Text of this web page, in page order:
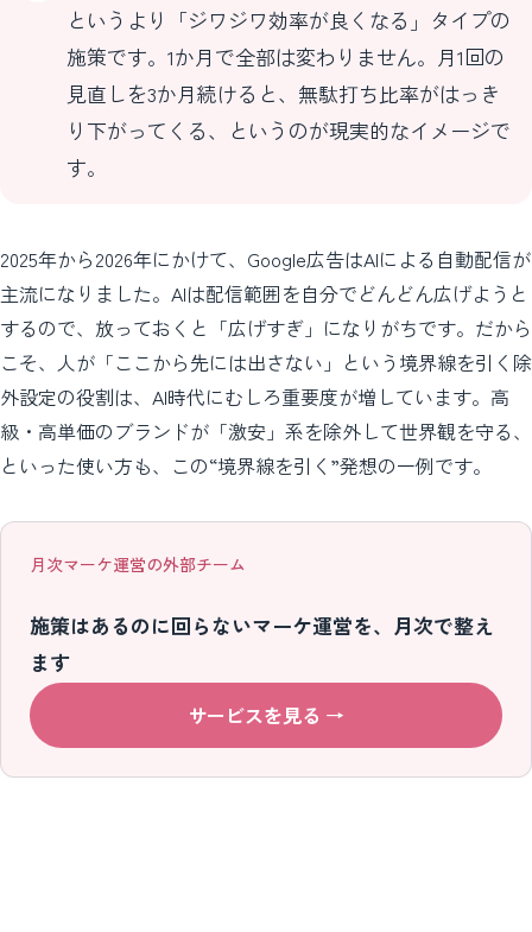
というより「ジワジワ効率が良くなる」タイプの
施策です。1か月で全部は変わりません。月1回の
見直しを3か月続けると、無駄打ち比率がはっき
り下がってくる、というのが現実的なイメージで
す。
2025年から2026年にかけて、Google広告はAIによる自動配信が
主流になりました。AIは配信範囲を自分でどんどん広げようと
するので、放っておくと「広げすぎ」になりがちです。だから
こそ、人が「ここから先には出さない」という境界線を引く除
外設定の役割は、AI時代にむしろ重要度が増しています。高
級・高単価のブランドが「激安」系を除外して世界観を守る、
といった使い方も、この“境界線を引く”発想の一例です。
月次マーケ運営の外部チーム
施策はあるのに回らないマーケ運営を、月次で整え
ます
サービスを見る →